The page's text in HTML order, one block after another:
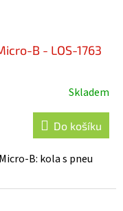
B - LOS-1763
Skladem
Do košíku
B: kola s pneu